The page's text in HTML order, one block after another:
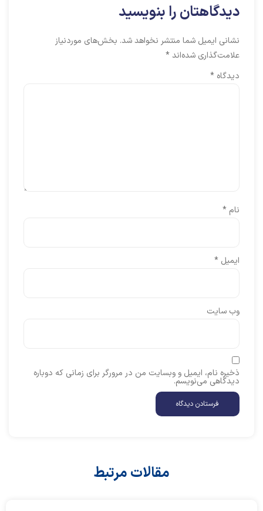
دیدگاهتان را بنویسید
نشانی ایمیل شما منتشر نخواهد شد. بخش‌های موردنیاز
علامت‌گذاری شده‌اند*
دیدگاه *
نام *
ایمیل *
وب‌ سایت
ذخیره نام، ایمیل و وبسایت من در مرورگر برای زمانی که دوباره
دیدگاهی می‌نویسم.
مقالات مرتبط